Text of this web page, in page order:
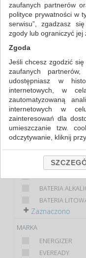
NAJCHĘTNIEJ
URZĄDZENIA I
BATERIE (21)
FILTRY
KLASA
EKONOMICZNE
PREMIUM
STANDARD
PRODUKT
BATERIA...
AKUMULATOR
BATERIA
BATERIA
Zaznaczono
MARKA
ENERGIZER
EVEREADY
zaufanych partnerów
polityce prywatności w
serwisu”, zgadzasz
zgody lub ograniczyć jej
Zgoda
Jeśli chcesz zgodzić
zaufanych
udostępniasz w
internetowych, w
zautomatyzowaną
internetowych w
zainteresowań dla
umieszczanie tzw.
odczytywanie, kliknij
Jeśli nie chcesz
„Szczegóły”, gdzie
zrobić . Te same
naszą polityką
wcześniejsza zgoda
konta. Każda
Klauzula